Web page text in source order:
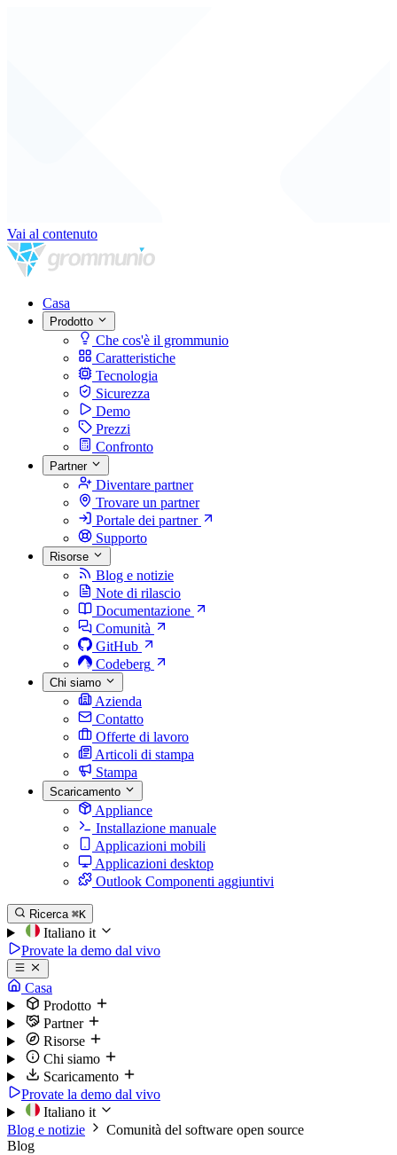
Vai al contenuto
Casa
Prodotto
Che cos'è il grommunio
Caratteristiche
Tecnologia
Sicurezza
Demo
Prezzi
Confronto
Partner
Diventare partner
Trovare un partner
Portale dei partner
Supporto
Risorse
Blog e notizie
Note di rilascio
Documentazione
Comunità
GitHub
Codeberg
Chi siamo
Azienda
Contatto
Offerte di lavoro
Articoli di stampa
Stampa
Scaricamento
Appliance
Installazione manuale
Applicazioni mobili
Applicazioni desktop
Outlook Componenti aggiuntivi
Ricerca ⌘K
Italiano it
Provate la demo dal vivo
Casa
Prodotto
Partner
Risorse
Chi siamo
Scaricamento
Provate la demo dal vivo
Italiano it
Blog e notizie
Comunità del software open source
Blog